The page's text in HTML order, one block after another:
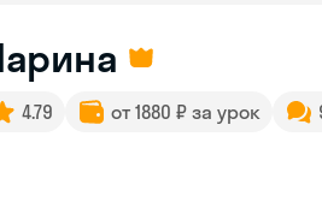
4.79 от 1880 ₽ за урок